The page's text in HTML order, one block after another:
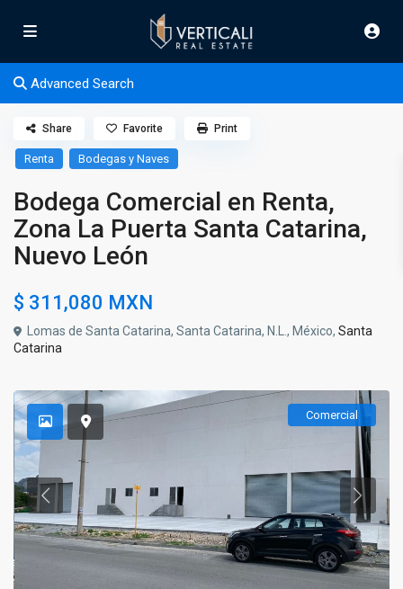
Advanced Search
Renta Bodegas y Naves
Bodega Comercial en Renta,
Zona La Puerta Santa Catarina,
Nuevo León
$ 311,080 MXN
Lomas de Santa Catarina, Santa Catarina, N.L., México,Santa
Catarina
Share Favorite Print
Comercial